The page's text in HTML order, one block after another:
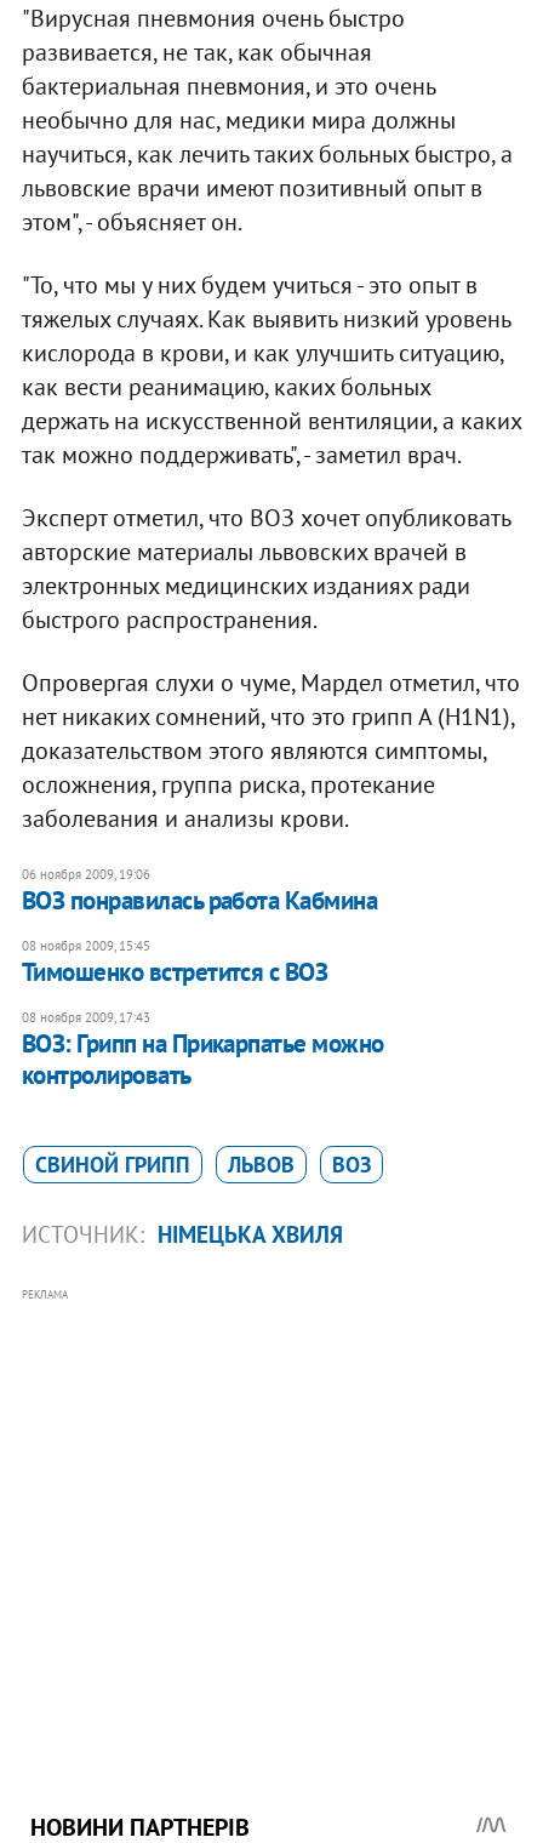
"Вирусная пневмония очень быстро
развивается, не так, как обычная
бактериальная пневмония, и это очень
необычно для нас, медики мира должны
научиться, как лечить таких больных быстро, а
львовские врачи имеют позитивный опыт в
этом", - объясняет он.
"То, что мы у них будем учиться - это опыт в
тяжелых случаях. Как выявить низкий уровень
кислорода в крови, и как улучшить ситуацию,
как вести реанимацию, каких больных
держать на искусственной вентиляции, а каких
так можно поддерживать", - заметил врач.
Эксперт отметил, что ВОЗ хочет опубликовать
авторские материалы львовских врачей в
электронных медицинских изданиях ради
быстрого распространения.
Опровергая слухи о чуме, Мардел отметил, что
нет никаких сомнений, что это грипп А (H1N1),
доказательством этого являются симптомы,
осложнения, группа риска, протекание
заболевания и анализы крови.
06 ноября 2009, 19:06
ВОЗ понравилась работа Кабмина
08 ноября 2009, 15:45
Тимошенко встретится с ВОЗ
08 ноября 2009, 17:43
ВОЗ: Грипп на Прикарпатье можно
контролировать
СВИНОЙ ГРИПП ЛЬВОВ ВОЗ
ИСТОЧНИК: НІМЕЦЬКА ХВИЛЯ
РЕКЛАМА